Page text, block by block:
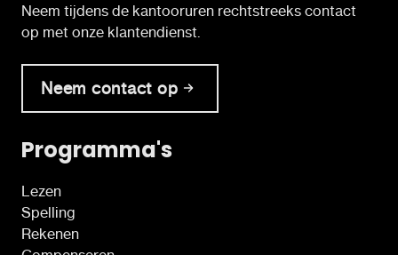
Neem tijdens de kantooruren rechtstreeks contact
op met onze klantendienst.
Neem contact op
Programma's
Lezen
Spelling
Rekenen